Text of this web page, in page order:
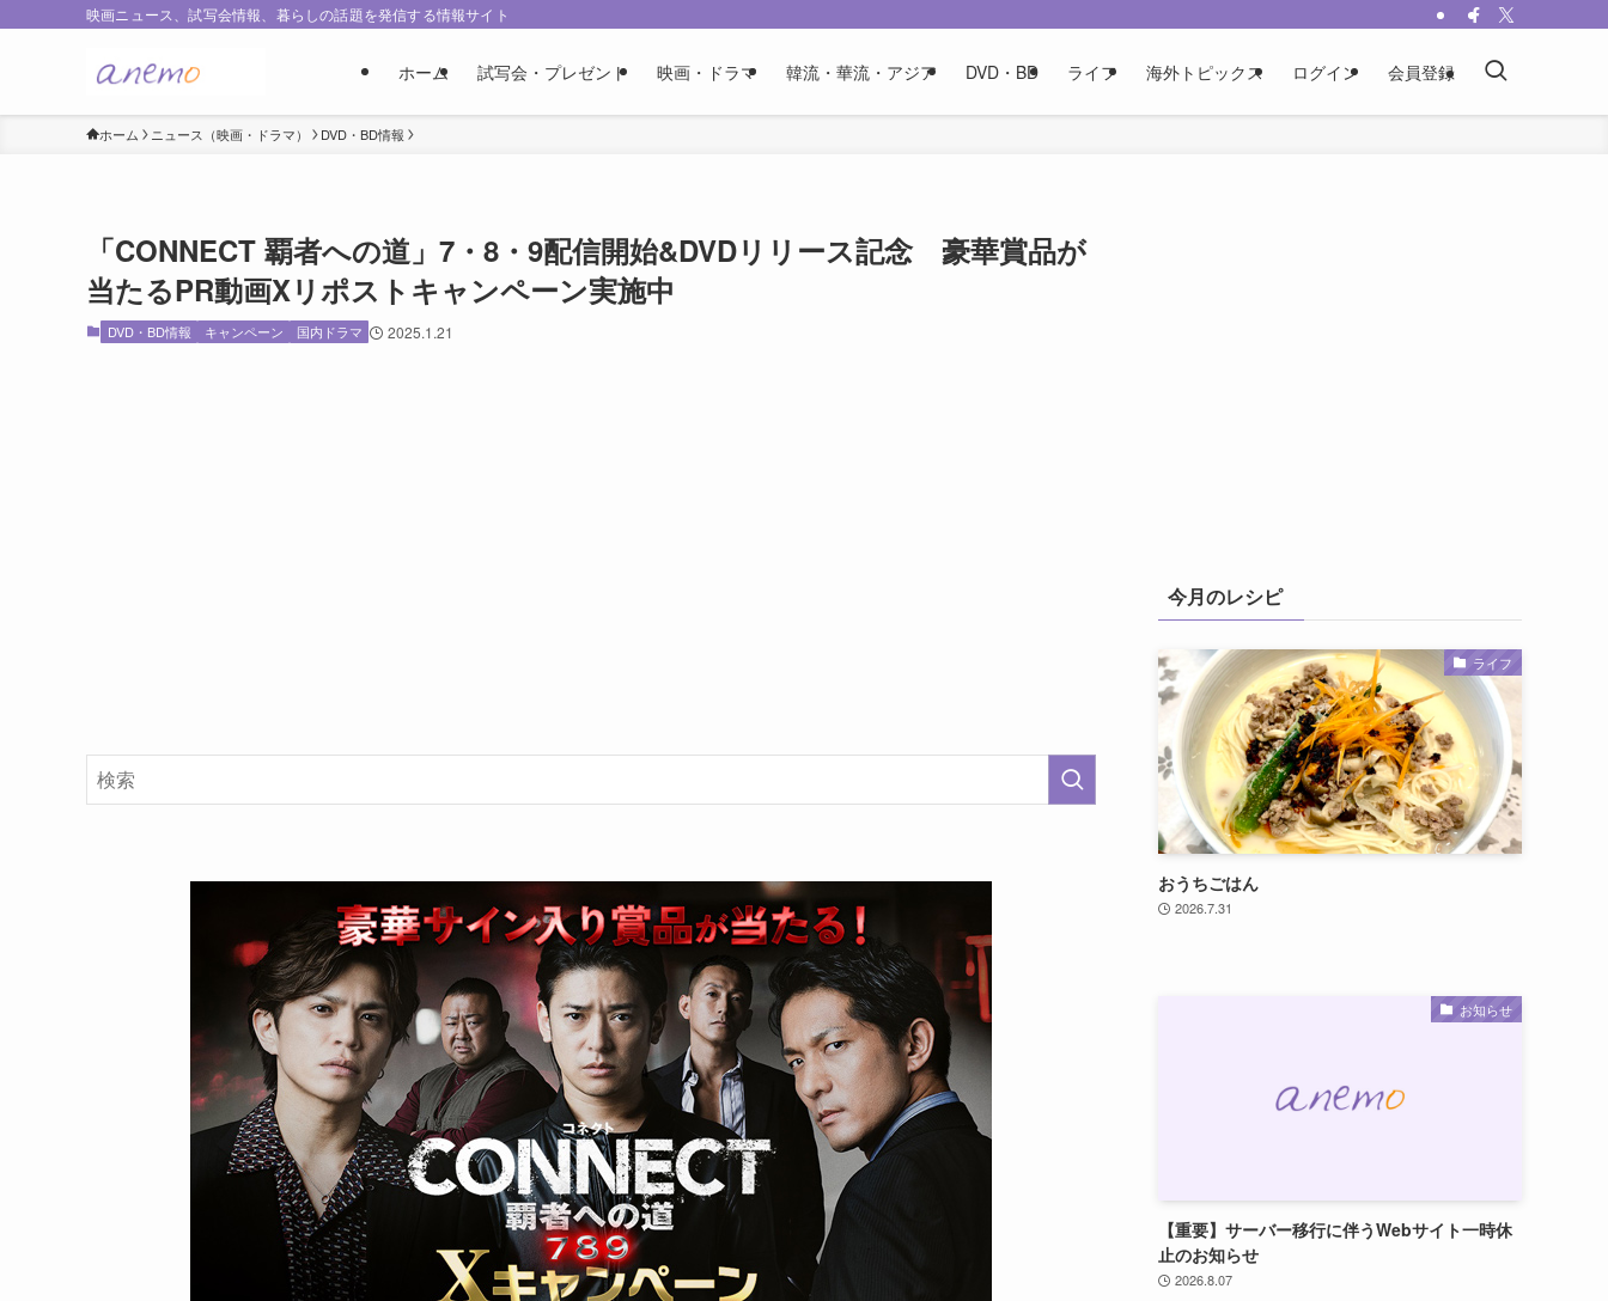
映画ニュース、試写会情報、暮らしの話題を発信する情報サイト
ホーム 試写会・プレゼント 映画・ドラマ 韓流・華流・アジア DVD・BD ライフ 海外トピックス ログイン 会員登録
ホーム ニュース（映画・ドラマ） DVD・BD情報
「CONNECT 覇者への道」7・8・9配信開始&DVDリリース記念 豪華賞品が
当たるPR動画Xリポストキャンペーン実施中
DVD・BD情報 キャンペーン 国内ドラマ 2025.1.21
今月のレシピ
ライフ
おうちごはん
2026.7.31
お知らせ
【重要】サーバー移行に伴うWebサイト一時休
止のお知らせ
2026.8.07